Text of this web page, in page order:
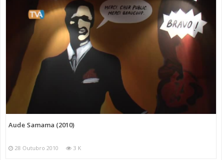
Aude Samama (2010)
28 Outubro 2010 3 K